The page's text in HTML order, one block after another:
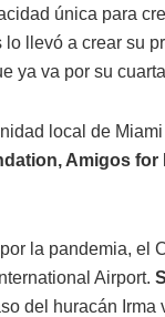
única para
llevó a crear su
ya va por su
local de
Amigos
la pandemia, el
Airport.
del huracán